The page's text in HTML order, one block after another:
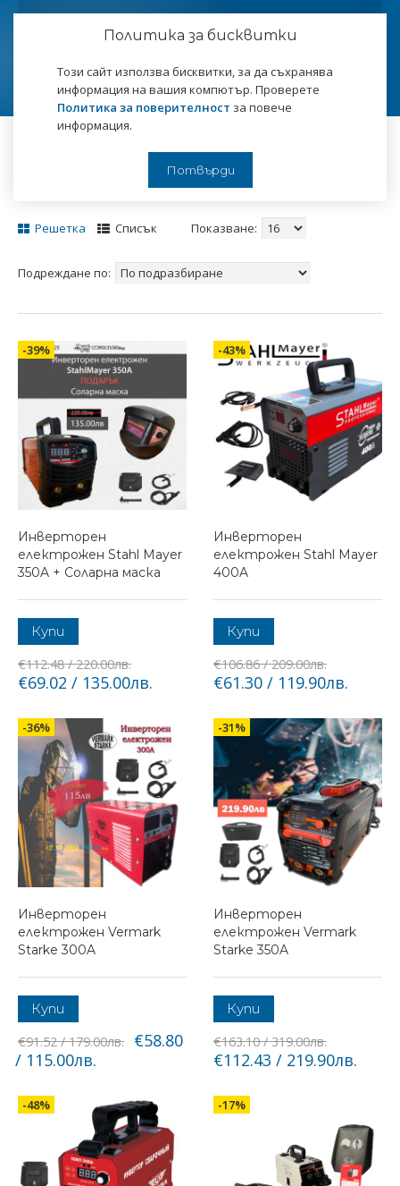
Политика за бисквитки
Този сайт използва бисквитки, за да съхранява
информация на вашия компютър. Проверете
Политика за поверителност за повече
информация.
Потвърди
Инструменти Заваръчна техника
Електрожени
Решетка Списък Показване:
Подреждане по:
Инверторен
електрожен Stahl Mayer
350A + Соларна маска
Купи
€112.48 / 220.00лв.
€69.02 / 135.00лв.
-39%
Инверторен
електрожен Stahl Mayer
400A
Купи
€106.86 / 209.00лв.
€61.30 / 119.90лв.
-43%
Инверторен
електрожен Vermark
Starke 300A
Купи
€91.52 / 179.00лв.
€58.80
/ 115.00лв.
-36%
Инверторен
електрожен Vermark
Starke 350A
Купи
€163.10 / 319.00лв.
€112.43 / 219.90лв.
-31%
-48% -17%